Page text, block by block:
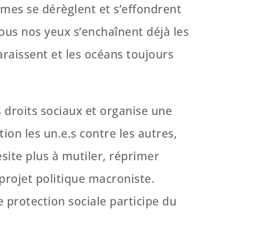
se dérèglent et s’effondrent
nos yeux s’enchaînent déjà les
et les océans toujours
sociaux et organise une
les un.e.s contre les autres,
plus à mutiler, réprimer
politique macroniste.
sociale participe du